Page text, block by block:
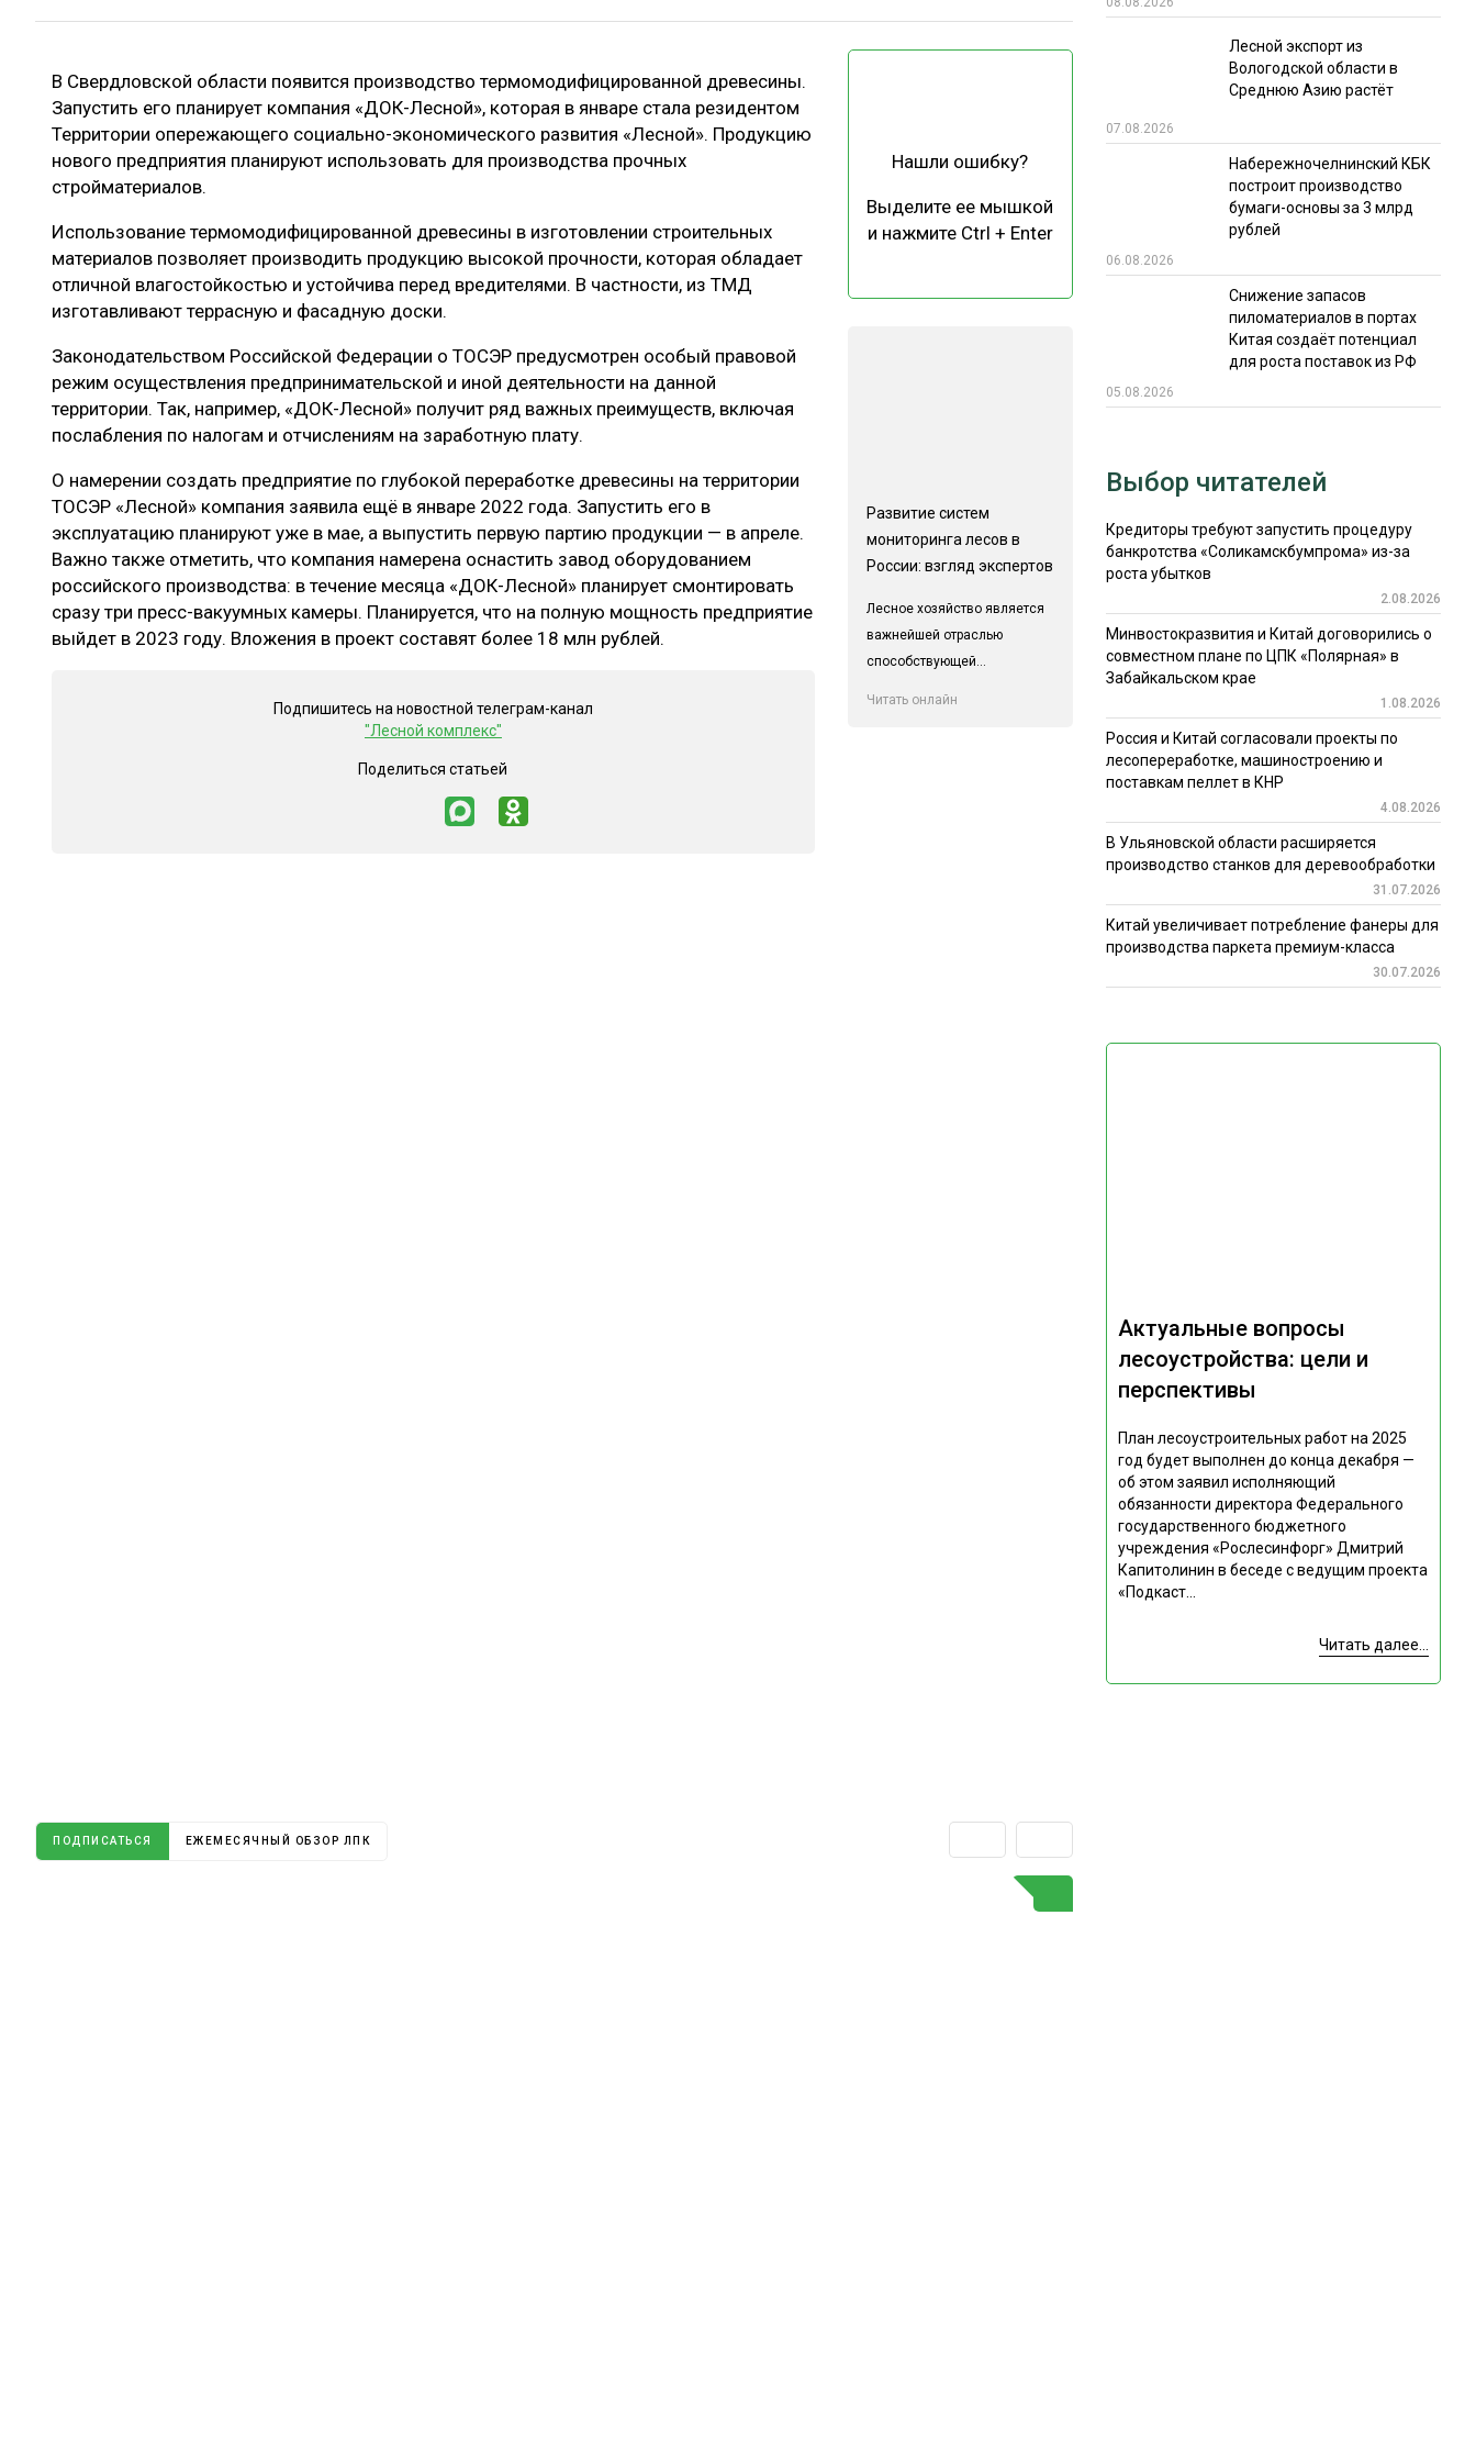
ПРОИЗВОДСТВО ДРЕВЕСНЫХ ПЛИТ
ЦБП
ОТРАСЛЕВАЯ ДИСКУССИЯ
КАЛЕНДАРЬ ВЫСТАВОК ИТОГИ МЕРОПРИЯТИЙ
В Свердловской области появится производство термомодифицированной древесины.
Запустить его планирует компания «ДОК-Лесной», которая в январе стала резидентом
Территории опережающего социально-экономического развития «Лесной». Продукцию
нового предприятия планируют использовать для производства прочных
стройматериалов.
Использование термомодифицированной древесины в изготовлении строительных
материалов позволяет производить продукцию высокой прочности, которая обладает
отличной влагостойкостью и устойчива перед вредителями. В частности, из ТМД
изготавливают террасную и фасадную доски.
Законодательством Российской Федерации о ТОСЭР предусмотрен особый правовой
режим осуществления предпринимательской и иной деятельности на данной
территории. Так, например, «ДОК-Лесной» получит ряд важных преимуществ, включая
послабления по налогам и отчислениям на заработную плату.
О намерении создать предприятие по глубокой переработке древесины на территории
ТОСЭР «Лесной» компания заявила ещё в январе 2022 года. Запустить его в
эксплуатацию планируют уже в мае, а выпустить первую партию продукции — в апреле.
Важно также отметить, что компания намерена оснастить завод оборудованием
российского производства: в течение месяца «ДОК-Лесной» планирует смонтировать
сразу три пресс-вакуумных камеры. Планируется, что на полную мощность предприятие
выйдет в 2023 году. Вложения в проект составят более 18 млн рублей.
Подпишитесь на новостной телеграм-канал
"Лесной комплекс"
Поделиться статьей
Нашли ошибку?
Выделите ее мышкой
и нажмите Ctrl + Enter
Развитие систем
мониторинга лесов в
России: взгляд экспертов
Лесное хозяйство является
важнейшей отраслью
способствующей...
Читать онлайн
Лесной экспорт из
Вологодской области в
Среднюю Азию растёт
07.08.2026
Набережночелнинский КБК
построит производство
бумаги-основы за 3 млрд
рублей
06.08.2026
Снижение запасов
пиломатериалов в портах
Китая создаёт потенциал
для роста поставок из РФ
05.08.2026
Актуальные вопросы
лесоустройства: цели и
перспективы
План лесоустроительных работ на 2025
год будет выполнен до конца декабря —
об этом заявил исполняющий
обязанности директора Федерального
государственного бюджетного
учреждения «Рослесинфорг» Дмитрий
Капитолинин в беседе с ведущим проекта
«Подкаст...
Читать далее...
ПОДПИСАТЬСЯ ЕЖЕМЕСЯЧНЫЙ ОБЗОР ЛПК
Выбор читателей
Кредиторы требуют запустить процедуру
банкротства «Соликамскбумпрома» из-за
роста убытков
2.08.2026
Минвостокразвития и Китай договорились о
совместном плане по ЦПК «Полярная» в
Забайкальском крае
1.08.2026
Россия и Китай согласовали проекты по
лесопереработке, машиностроению и
поставкам пеллет в КНР
4.08.2026
В Ульяновской области расширяется
производство станков для деревообработки
31.07.2026
Китай увеличивает потребление фанеры для
производства паркета премиум-класса
30.07.2026